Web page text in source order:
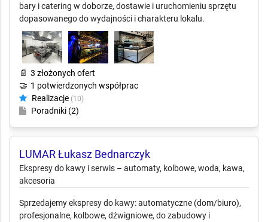
bary i catering w doborze, dostawie i uruchomieniu sprzętu
dopasowanego do wydajności i charakteru lokalu.
📄 3 złożonych ofert
🤝 1 potwierdzonych współprac
Realizacje (10)
Poradniki (2)
LUMAR Łukasz Bednarczyk
Ekspresy do kawy i serwis – automaty, kolbowe,
woda, kawa, akcesoria
Sprzedajemy ekspresy do kawy: automatyczne (dom/biuro),
profesjonalne, kolbowe, dźwigniowe, do zabudowy i